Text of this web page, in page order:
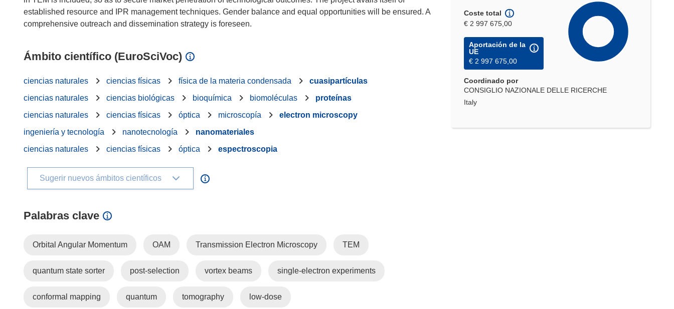
Coste total
€ 2 997 675,00
Aportación de la
UE
€ 2 997 675,00
Coordinado por
CONSIGLIO NAZIONALE DELLE RICERCHE
Italy
established resource and IPR management techniques. Gender balance and equal opportunities will be ensured. A
Ámbito científico (EuroSciVoc)
ciencias naturales ciencias físicas física de la materia condensada
cuasipartículas
ciencias naturales
ciencias biológicas bioquímica biomoléculas
proteínas
ciencias naturales
ciencias físicas óptica microscopía
electron microscopy
ingeniería y tecnología
nanotecnología
nanomateriales
ciencias naturales
ciencias físicas óptica espectroscopia
Sugerir nuevos ámbitos científicos
Palabras clave
Orbital Angular Momentum OAM Transmission Electron Microscopy TEM
quantum state sorter post-selection vortex beams single-electron experiments
conformal mapping quantum tomography low-dose